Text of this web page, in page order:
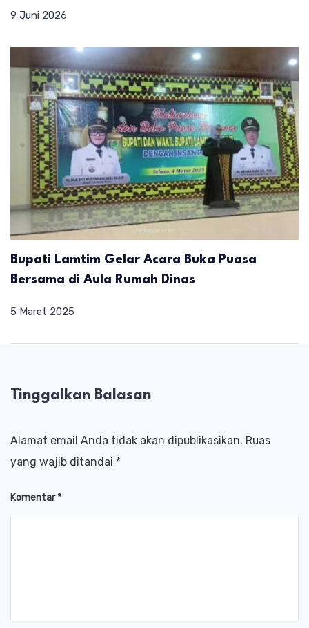
9 Juni 2026
Bupati Lamtim Gelar Acara Buka Puasa
Bersama di Aula Rumah Dinas
5 Maret 2025
Tinggalkan Balasan
Alamat email Anda tidak akan dipublikasikan. Ruas
yang wajib ditandai *
Komentar*